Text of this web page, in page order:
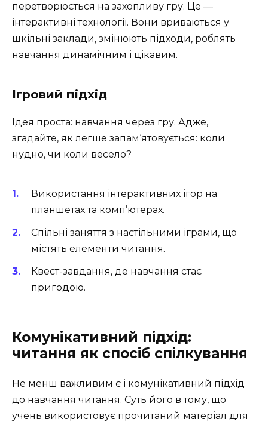
перетворюється на захопливу гру. Це —
інтерактивні технології. Вони вриваються у
шкільні заклади, змінюють підходи, роблять
навчання динамічним і цікавим.
Ігровий підхід
Ідея проста: навчання через гру. Адже,
згадайте, як легше запам‘ятовується: коли
нудно, чи коли весело?
Використання інтерактивних ігор на
планшетах та комп’ютерах.
Спільні заняття з настільними іграми, що
містять елементи читання.
Квест-завдання, де навчання стає
пригодою.
Комунікативний підхід:
читання як спосіб спілкування
Не менш важливим є і комунікативний підхід
до навчання читання. Суть його в тому, що
учень використовує прочитаний матеріал для